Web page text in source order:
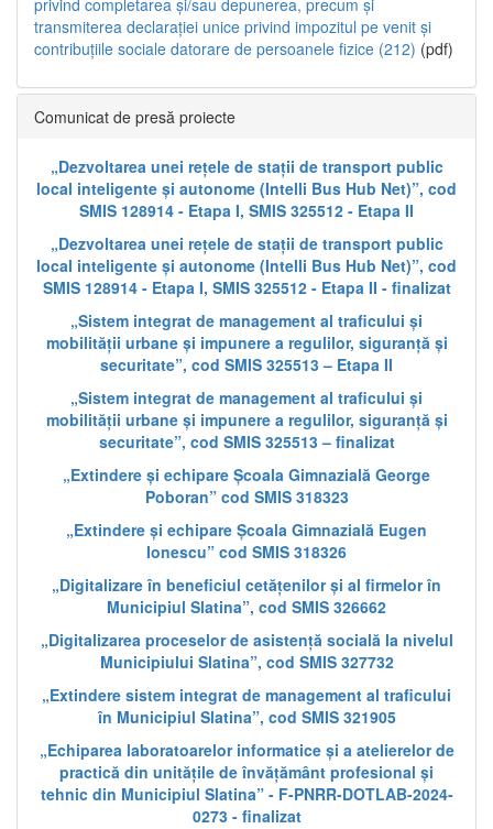
privind completarea și/sau depunerea, precum și
transmiterea declarației unice privind impozitul pe venit și
contribuțiile sociale datorare de persoanele fizice (212) (pdf)
Comunicat de presă proiecte
„Dezvoltarea unei rețele de stații de transport public
local inteligente și autonome (Intelli Bus Hub Net)”, cod
SMIS 128914 - Etapa I, SMIS 325512 - Etapa II
„Dezvoltarea unei rețele de stații de transport public
local inteligente și autonome (Intelli Bus Hub Net)”, cod
SMIS 128914 - Etapa I, SMIS 325512 - Etapa II - finalizat
„Sistem integrat de management al traficului și
mobilității urbane și impunere a regulilor, siguranță și
securitate”, cod SMIS 325513 – Etapa II
„Sistem integrat de management al traficului și
mobilității urbane și impunere a regulilor, siguranță și
securitate”, cod SMIS 325513 – finalizat
„Extindere și echipare Școala Gimnazială George
Poboran” cod SMIS 318323
„Extindere și echipare Școala Gimnazială Eugen
Ionescu” cod SMIS 318326
„Digitalizare în beneficiul cetățenilor și al firmelor în
Municipiul Slatina”, cod SMIS 326662
„Digitalizarea proceselor de asistență socială la nivelul
Municipiului Slatina”, cod SMIS 327732
„Extindere sistem integrat de management al traficului
în Municipiul Slatina”, cod SMIS 321905
„Echiparea laboratoarelor informatice și a atelierelor de
practică din unitățile de învățământ profesional și
tehnic din Municipiul Slatina” - F-PNRR-DOTLAB-2024-
0273 - finalizat